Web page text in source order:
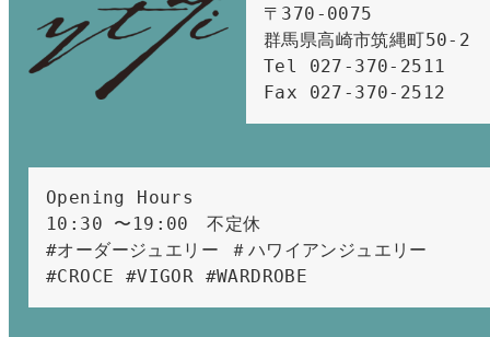
〒370-0075
群馬県高崎市筑縄町50-2
Tel 027-370-2511
Fax 027-370-2512
Opening Hours
10:30 〜19:00　不定休
#オーダージュエリー ＃ハワイアンジュエリー
#CROCE #VIGOR #WARDROBE